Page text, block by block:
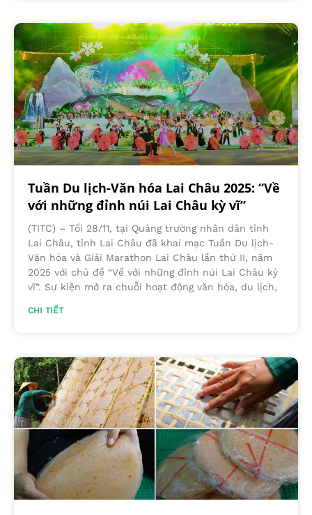
Tuần Du lịch-Văn hóa Lai Châu 2025: “Về
với những đỉnh núi Lai Châu kỳ vĩ”
(TITC) – Tối 28/11, tại Quảng trường nhân dân tỉnh
Lai Châu, tỉnh Lai Châu đã khai mạc Tuần Du lịch-
Văn hóa và Giải Marathon Lai Châu lần thứ II, năm
2025 với chủ đề “Về với những đỉnh núi Lai Châu kỳ
vĩ”. Sự kiện mở ra chuỗi hoạt động văn hóa, du lịch,
CHI TIẾT